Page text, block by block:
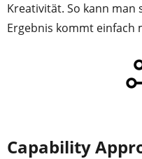
Kreativität. So kann
Ergebnis kommt einfach
Capability